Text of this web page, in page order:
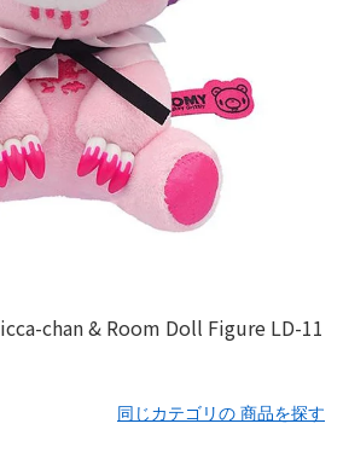
同じカテゴリの 商品を探す